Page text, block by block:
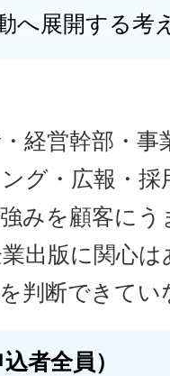
へ展開する考
経営幹部・事
グ・広報・採
みを顧客に
出版に関心
判断できてい
者全員）